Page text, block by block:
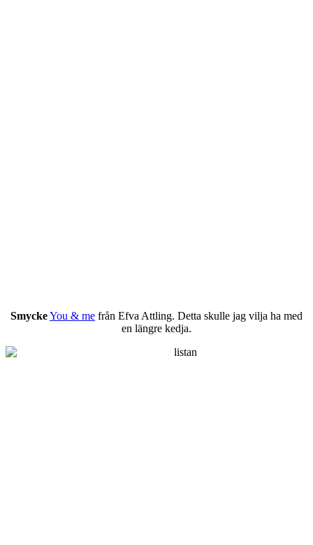
SmyckeYou & me från Efva Attling. Detta skulle jag vilja ha med
en längre kedja.